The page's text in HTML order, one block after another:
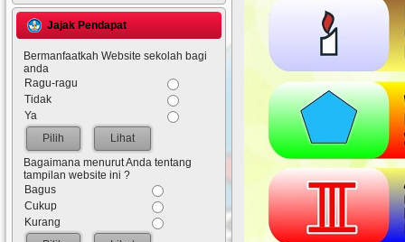
Jajak Pendapat
Bermanfaatkah Website sekolah bagi
anda
Ragu-ragu
Tidak
Ya
Lihat
Bagaimana menurut Anda tentang
tampilan website ini ?
Bagus
Cukup
Kurang